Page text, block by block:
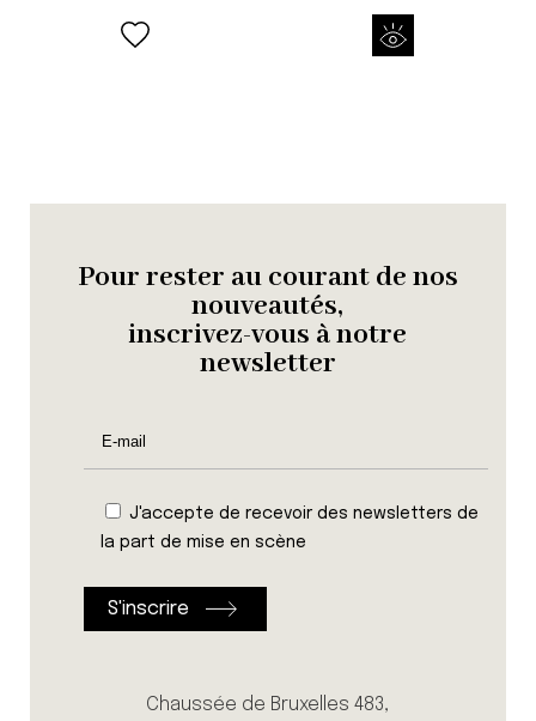
Pour rester au courant de nos
nouveautés,
inscrivez-vous à notre
newsletter
J'accepte de recevoir des newsletters de
la part de mise en scène
Chaussée de Bruxelles 483,